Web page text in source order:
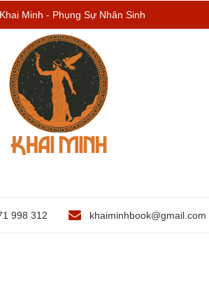
Minh - Phụng Sự Nhân Sinh
998 312 khaiminhbook@gmail.com